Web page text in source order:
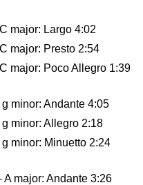
major: Largo 4:02
major: Presto 2:54
major: Poco Allegro 1:39
minor: Andante 4:05
minor: Allegro 2:18
minor: Minuetto 2:24
A major: Andante 3:26